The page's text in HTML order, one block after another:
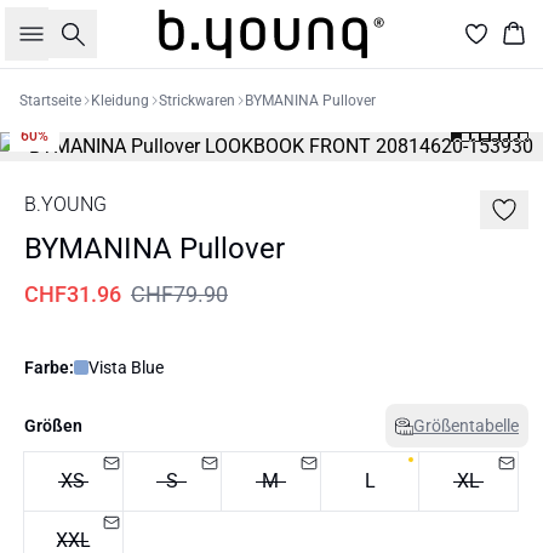
Suche
Startseite Kleidung Strickwaren BYMANINA Pullover
60%
B.YOUNG
BYMANINA Pullover
CHF31.96 CHF79.90
Farbe: Vista Blue
Größen Größentabelle
XS S M L XL
XXL